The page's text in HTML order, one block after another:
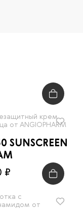
крем
от ANGIOPHARM
SUNSCREEN
₽
с
от